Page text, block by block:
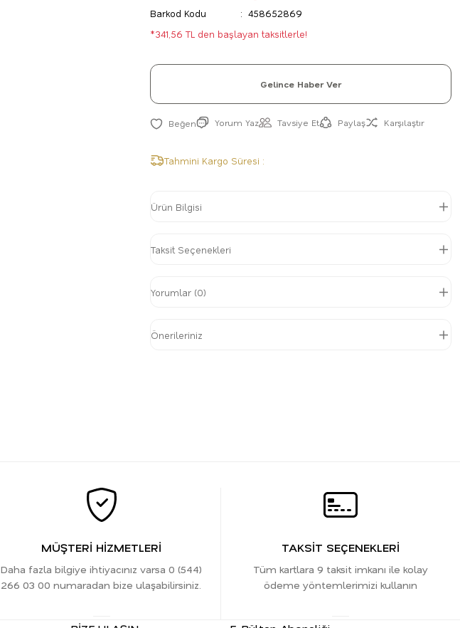
Barkod Kodu
458652869
*341,56 TL den başlayan taksitlerle!
Gelince Haber Ver
Yorum Yaz Tavsiye Et Paylaş Karşılaştır
Tahmini Kargo Süresi :
Ürün Bilgisi
Taksit Seçenekleri
Yorumlar (0)
Önerileriniz
MÜŞTERİ HİZMETLERİ
Daha fazla bilgiye ihtiyacınız varsa 0 (544)
266 03 00 numaradan bize ulaşabilirsiniz.
TAKSİT SEÇENEKLERİ
Tüm kartlara 9 taksit imkanı ile kolay
ödeme yöntemlerimizi kullanın